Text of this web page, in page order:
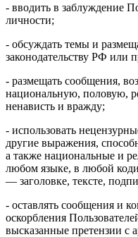
- вводить в заблуждение
личности;
- обсуждать темы и
законодательству РФ
- размещать сообщения,
национальную, половую,
ненависть и вражду;
- использовать
другие выражения,
а также национальные и
любом языке, в любой
— заголовке, тексте,
- оставлять сообщения и
оскорбления
высказанные претензии с